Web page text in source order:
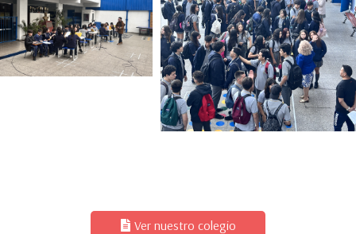
Ver nuestro colegio